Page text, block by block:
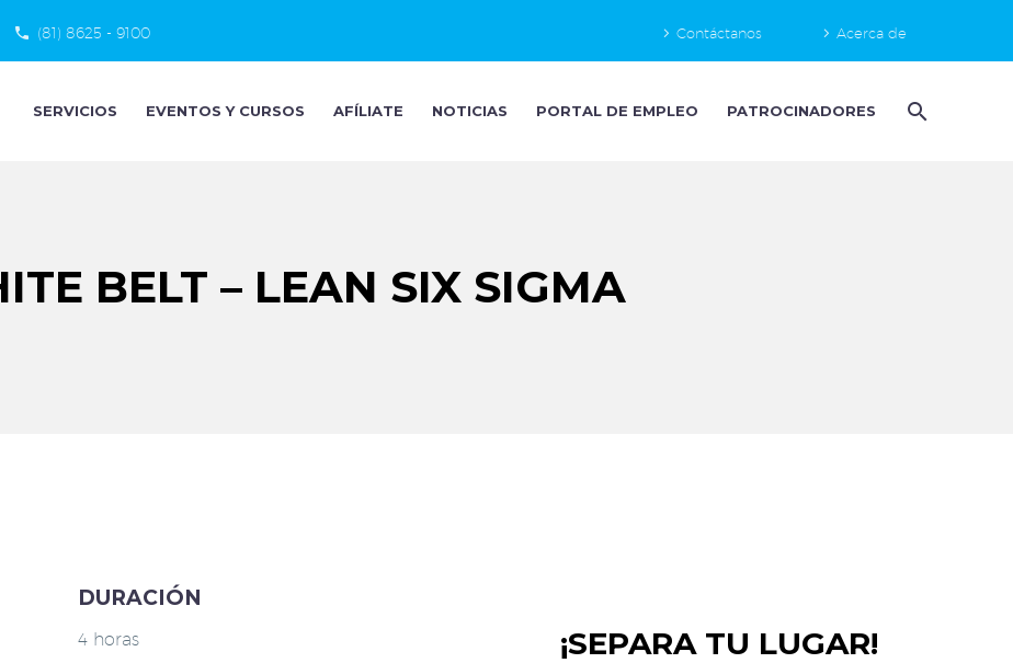
(81) 8625 - 9100 Contáctanos Acerca de
SERVICIOS EVENTOS Y CURSOS AFÍLIATE NOTICIAS PORTAL DE EMPLEO PATROCINADORES
BELT – LEAN SIX SIGMA
DURACIÓN
4 horas ¡SEPARA TU LUGAR!